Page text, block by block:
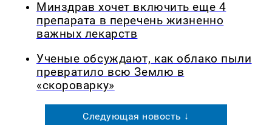
Минздрав хочет включить еще 4
препарата в перечень жизненно
важных лекарств
Ученые обсуждают, как облако пыли
превратило всю Землю в
«скороварку»
Следующая новость ↓